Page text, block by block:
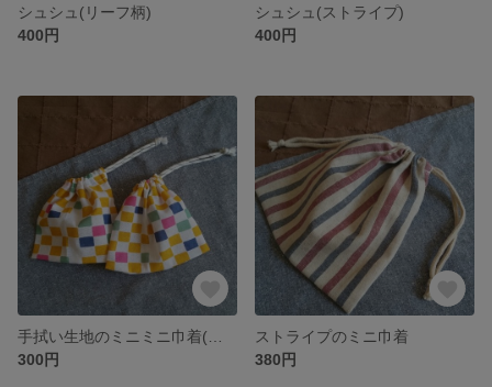
シュシュ(リーフ柄)
400円
シュシュ(ストライプ)
400円
300円
ストライプのミニ巾着
380円